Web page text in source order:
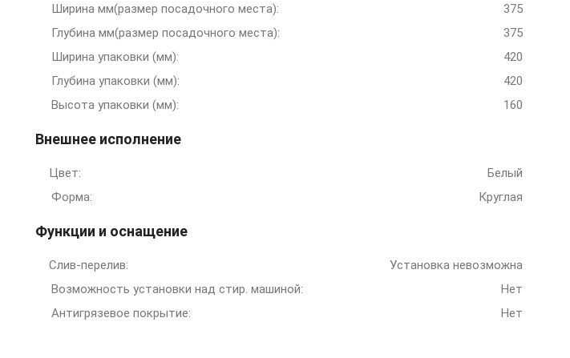
Ширина мм(размер посадочного места):
375
Глубина мм(размер посадочного места):
375
Ширина упаковки (мм):
420
Глубина упаковки (мм):
420
Высота упаковки (мм):
160
Внешнее исполнение
Цвет:
Белый
Форма:
Круглая
Функции и оснащение
Слив-перелив:
Установка невозможна
Возможность установки над стир. машиной:
Нет
Антигрязевое покрытие:
Нет